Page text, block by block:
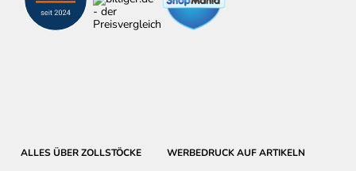
ALLES ÜBER ZOLLSTÖCKE WERBEDRUCK AUF ARTIKELN